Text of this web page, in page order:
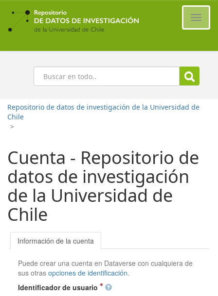
Ir
contenido
principal
Buscar
Repositorio de datos de investigación de la Universidad de
Chile
>
Cuenta - Repositorio de
datos de investigación
de la Universidad de
Chile
Información de la cuenta
Puede crear una cuenta en Dataverse con cualquiera de
sus otrasopciones de identificación.
Identificador de usuario